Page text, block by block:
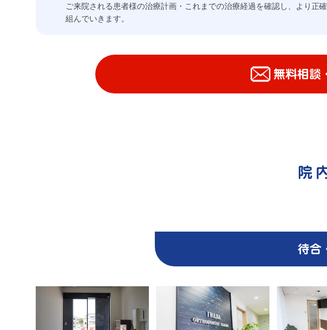
ご来院される患者様の治療計画・これまでの治療経過を確認し、より正
組んでいきます。
無料相談
院
待合